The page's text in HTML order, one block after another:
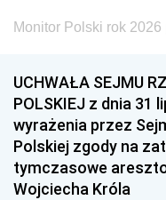
Monitor Polski rok 2026
UCHWAŁA SEJMU
POLSKIEJ z dnia 31
wyrażenia przez
Polskiej zgody na
tymczasowe
Wojciecha Króla